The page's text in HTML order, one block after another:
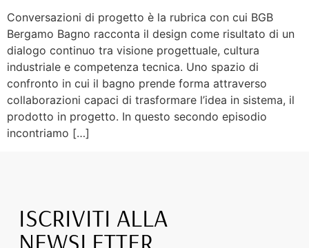
Conversazioni di progetto è la rubrica con cui BGB
Bergamo Bagno racconta il design come risultato di un
dialogo continuo tra visione progettuale, cultura
industriale e competenza tecnica. Uno spazio di
confronto in cui il bagno prende forma attraverso
collaborazioni capaci di trasformare l’idea in sistema, il
prodotto in progetto. In questo secondo episodio
incontriamo […]
ISCRIVITI ALLA
NEWSLETTER